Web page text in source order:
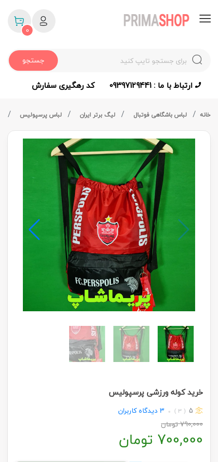
جستجو
0
ارتباط با ما : 09397129441 کد رهگیری سفارش
خانه لباس باشگاهی فوتبال لیگ برتر ایران لباس پرسپولیس
خرید کوله ورزشی پرسپولیس
5
( 3 )
3 دیدگاه کاربران
790,000تومان
700,000 تومان